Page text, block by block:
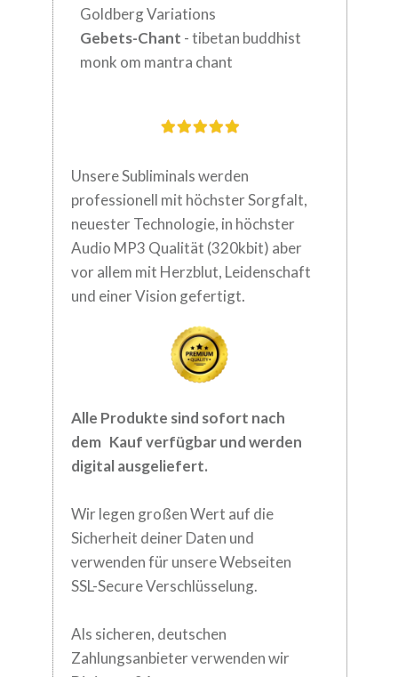
Goldberg Variations
Gebets-Chant - tibetan buddhist
monk om mantra chant
Unsere Subliminals werden
professionell mit höchster Sorgfalt,
neuesterTechnologie, in höchster
Audio MP3 Qualität (320kbit) aber
vor allem mit Herzblut, Leidenschaft
und einer Vision gefertigt.
Alle Produkte sind sofort nach
dem Kauf verfügbar und werden
digitalausgeliefert.
Wir legen großen Wert auf die
Sicherheit deiner Daten und
verwenden fürunsere Webseiten
SSL-Secure Verschlüsselung.
Als sicheren, deutschen
Zahlungsanbieter verwenden wir